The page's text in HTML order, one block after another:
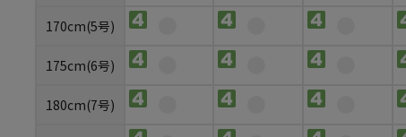
170cm(5号)
175cm(6号)
180cm(7号)